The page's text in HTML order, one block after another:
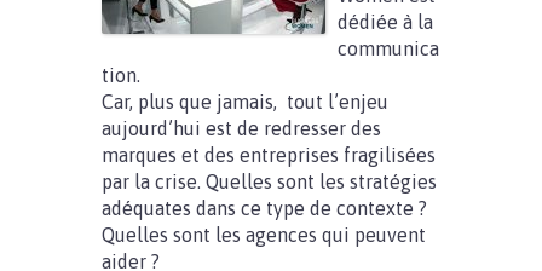
dédiée à la
communica
tion.
Car, plus que jamais, tout l’enjeu
aujourd’hui est de redresser des
marques et des entreprises fragilisées
par la crise. Quelles sont les stratégies
adéquates dans ce type de contexte ?
Quelles sont les agences qui peuvent
aider ?